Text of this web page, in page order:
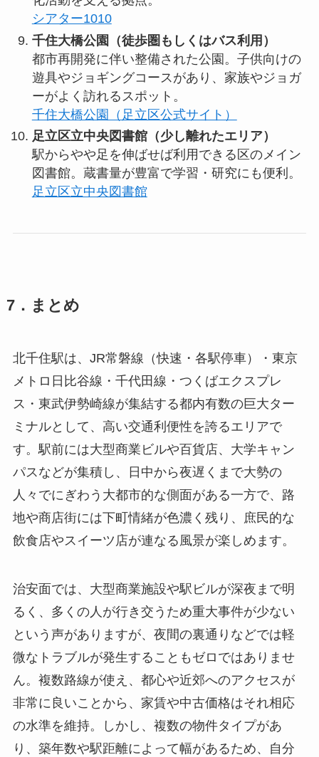
シアター1010
千住大橋公園（徒歩圏もしくはバス利用）
都市再開発に伴い整備された公園。子供向けの
遊具やジョギングコースがあり、家族やジョガ
ーがよく訪れるスポット。
千住大橋公園（足立区公式サイト）
足立区立中央図書館（少し離れたエリア）
駅からやや足を伸ばせば利用できる区のメイン
図書館。蔵書量が豊富で学習・研究にも便利。
足立区立中央図書館
7．まとめ
北千住駅は、JR常磐線（快速・各駅停車）・東京
メトロ日比谷線・千代田線・つくばエクスプレ
ス・東武伊勢崎線が集結する都内有数の巨大ター
ミナルとして、高い交通利便性を誇るエリアで
す。駅前には大型商業ビルや百貨店、大学キャン
パスなどが集積し、日中から夜遅くまで大勢の
人々でにぎわう大都市的な側面がある一方で、路
地や商店街には下町情緒が色濃く残り、庶民的な
飲食店やスイーツ店が連なる風景が楽しめます。
治安面では、大型商業施設や駅ビルが深夜まで明
るく、多くの人が行き交うため重大事件が少ない
という声がありますが、夜間の裏通りなどでは軽
微なトラブルが発生することもゼロではありませ
ん。複数路線が使え、都心や近郊へのアクセスが
非常に良いことから、家賃や中古価格はそれ相応
の水準を維持。しかし、複数の物件タイプがあ
り、築年数や駅距離によって幅があるため、自分